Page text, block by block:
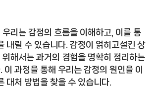
리는 감정의 흐름을 이해하고, 이를 통
내릴 수 있습니다. 감정이 얽히고설킨 상
해서는 과거의 경험을 명확히 정리하는
이 과정을 통해 우리는 감정의 원인을 이
대처 방법을 찾을 수 있습니다.